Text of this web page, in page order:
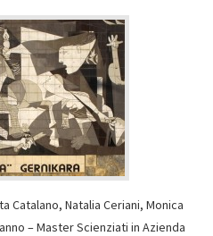
Catalano, Natalia Ceriani, Monica
– Master Scienziati in Azienda